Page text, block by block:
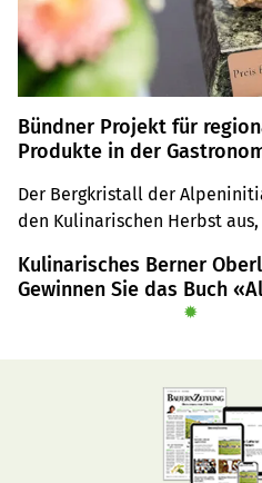
Bündner Projekt für
Produkte in der
Der Bergkristall der
den Kulinarischen Herbst
fördert die Regionalität in
Restaurants.
Kulinarisches Berner
Gewinnen Sie das Buch
✹